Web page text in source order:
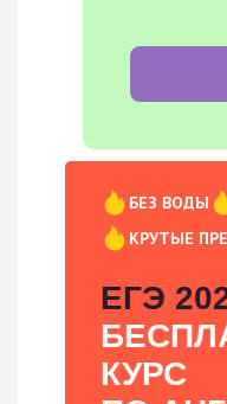
БЕЗ ВОДЫ
КРУТЫЕ
ЕГЭ
КУРС